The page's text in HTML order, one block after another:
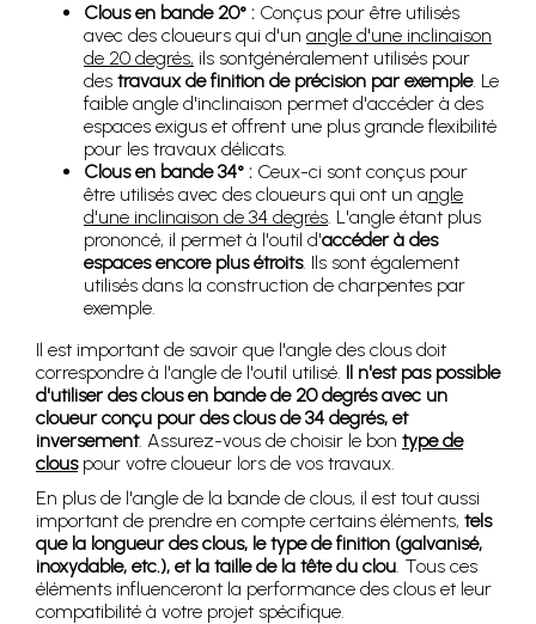
Clous en bande 20° : Conçus pour être utilisés
avec des cloueurs qui d'un angle d'une inclinaison
de 20 degrés, ils sontgénéralement utilisés pour
des travaux de finition de précision par exemple. Le
faible angle d'inclinaison permet d'accéder à des
espaces exigus et offrent une plus grande flexibilité
pour les travaux délicats.
Clous en bande 34° : Ceux-ci sont conçus pour
être utilisés avec des cloueurs qui ont un angle
d'une inclinaison de 34 degrés. L'angle étant plus
prononcé, il permet à l'outil d'accéder à des
espaces encore plus étroits. Ils sont également
utilisés dans la construction de charpentes par
exemple.
Il est important de savoir que l'angle des clous doit
correspondre à l'angle de l'outil utilisé. Il n'est pas possible
d'utiliser des clous en bande de 20 degrés avec un
cloueur conçu pour des clous de 34 degrés, et
inversement. Assurez-vous de choisir le bon type de
clouspour votre cloueur lors de vos travaux.
En plus de l'angle de la bande de clous, il est tout aussi
important de prendre en compte certains éléments, tels
que la longueur des clous, le type de finition (galvanisé,
inoxydable, etc.), et la taille de la tête du clou. Tous ces
éléments influenceront la performance des clous et leur
compatibilité à votre projet spécifique.